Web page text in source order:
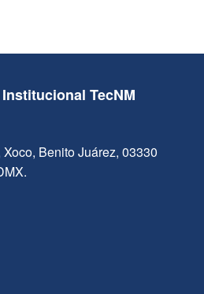
TecNM
Benito Juárez, 03330